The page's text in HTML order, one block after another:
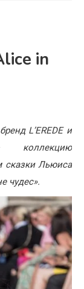
in
L’EREDE и
коллекцию
сказки Льюиса
чудес».